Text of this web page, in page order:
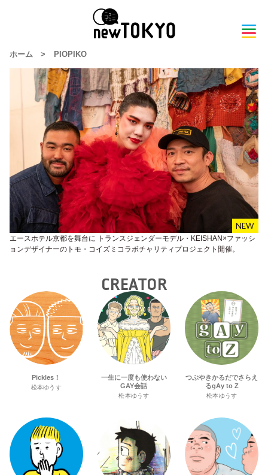
ホーム > PIOPIKO
エースホテル京都を舞台に トランスジェンダーモデル・KEISHAN×ファッシ
ョンデザイナーのトモ・コイズミコラボチャリティプロジェクト開催。
CREATOR
Pickles！
松本ゆうす
一生に一度も使わない
GAY会話
松本ゆうす
つぶやきかるだでさらえ
るgAy to Z
松本ゆうす